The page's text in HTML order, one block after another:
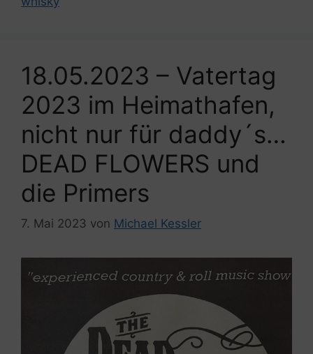
18.05.2023 – Vatertag
2023 im Heimathafen,
nicht nur für daddy´s…
DEAD FLOWERS und
die Primers
7. Mai 2023 von Michael Kessler